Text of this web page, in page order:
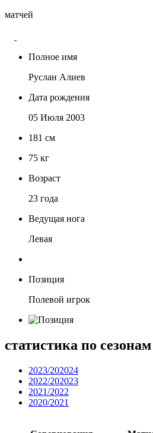
матчей
Полное имя
Руслан Алиев
Дата рождения
05 Июля 2003
181 см
75 кг
Возраст
23 года
Ведущая нога
Левая
Позиция
Полевой игрок
статистика по сезонам
2023/202024
2022/202023
2021/2022
2020/2021